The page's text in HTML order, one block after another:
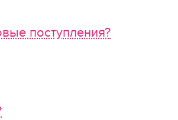
поступления?